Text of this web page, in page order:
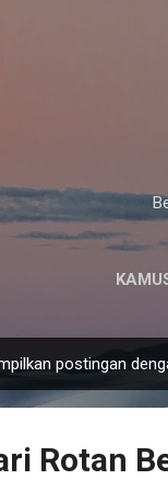
postingan
Rotan